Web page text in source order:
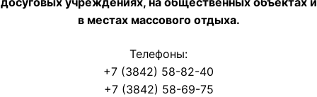
в местах массового отдыха.
Телефоны:
+7 (3842) 58-82-40
+7 (3842) 58-69-75